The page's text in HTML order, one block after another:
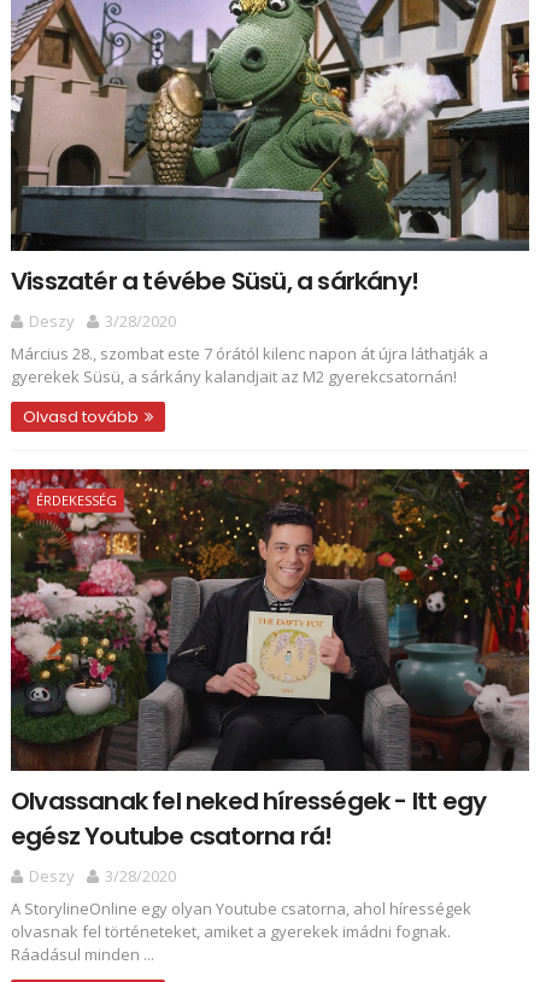
Visszatér a tévébe Süsü, a sárkány!
Deszy
3/28/2020
Március 28., szombat este 7 órától kilenc napon át újra láthatják a
gyerekek Süsü, a sárkány kalandjait az M2 gyerekcsatornán!
Olvasd tovább
ÉRDEKESSÉG
Olvassanak fel neked hírességek - Itt egy
egész Youtube csatorna rá!
Deszy
3/28/2020
A StorylineOnline egy olyan Youtube csatorna, ahol hírességek
olvasnak fel történeteket, amiket a gyerekek imádni fognak.
Ráadásul minden ...